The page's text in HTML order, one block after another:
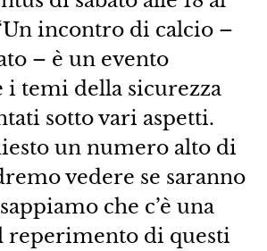
incontro di calcio –
– è un evento
i temi della sicurezza
sotto vari aspetti.
un numero alto di
vedere se saranno
che c’è una
reperimento di questi